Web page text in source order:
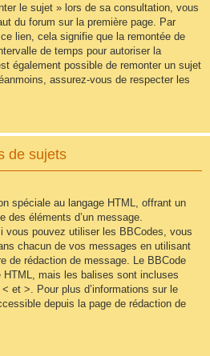
le sujet » lors de sa consultation, vous
du forum sur la première page. Par
lien, cela signifie que la remontée de
de temps pour autoriser la
également possible de remonter un sujet
assurez-vous de respecter les
de sujets
spéciale au langage HTML, offrant un
des éléments d’un message.
vous pouvez utiliser les BBCodes, vous
chacun de vos messages en utilisant
de rédaction de message. Le BBCode
HTML, mais les balises sont incluses
et >. Pour plus d’informations sur le
depuis la page de rédaction de